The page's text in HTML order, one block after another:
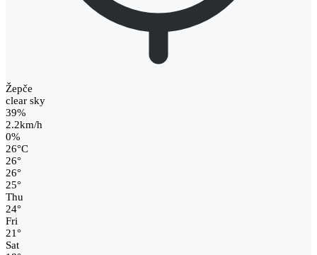
Žepče
clear sky
39%
2.2km/h
0%
26°C
26°
26°
25°
Thu
24°
Fri
21°
Sat